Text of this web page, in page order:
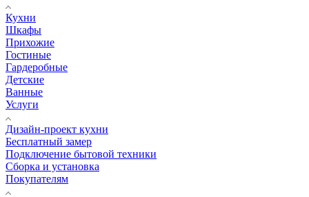
Кухни
Шкафы
Прихожие
Гостиные
Гардеробные
Детские
Ванные
Услуги
Дизайн-проект кухни
Бесплатный замер
Подключение бытовой техники
Сборка и установка
Покупателям